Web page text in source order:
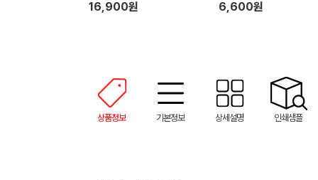
16,900원 6,600원
상품정보 기본정보 상세설명 인쇄샘플